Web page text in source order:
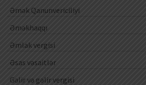
Əmək Qanunvericiliyi
Əməkhaqqı
Əmlak vergisi
Əsas vəsaitlər
Gəlir və gəlir vergisi